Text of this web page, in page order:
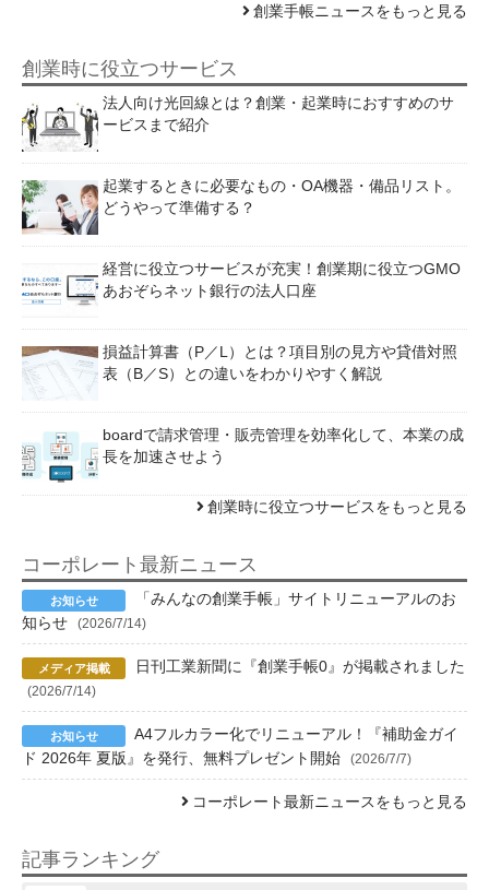
創業手帳ニュースをもっと見る
創業時に役立つサービス
法人向け光回線とは？創業・起業時におすすめのサ
ービスまで紹介
起業するときに必要なもの・OA機器・備品リスト。
どうやって準備する？
経営に役立つサービスが充実！創業期に役立つGMO
あおぞらネット銀行の法人口座
損益計算書（P／L）とは？項目別の見方や貸借対照
表（B／S）との違いをわかりやすく解説
boardで請求管理・販売管理を効率化して、本業の成
長を加速させよう
創業時に役立つサービスをもっと見る
コーポレート最新ニュース
「みんなの創業手帳」サイトリニューアルのお
知らせ
(2026/7/14)
日刊工業新聞に『創業手帳0』が掲載されました
(2026/7/14)
A4フルカラー化でリニューアル！『補助金ガイ
ド 2026年 夏版』を発行、無料プレゼント開始
(2026/7/7)
コーポレート最新ニュースをもっと見る
記事ランキング